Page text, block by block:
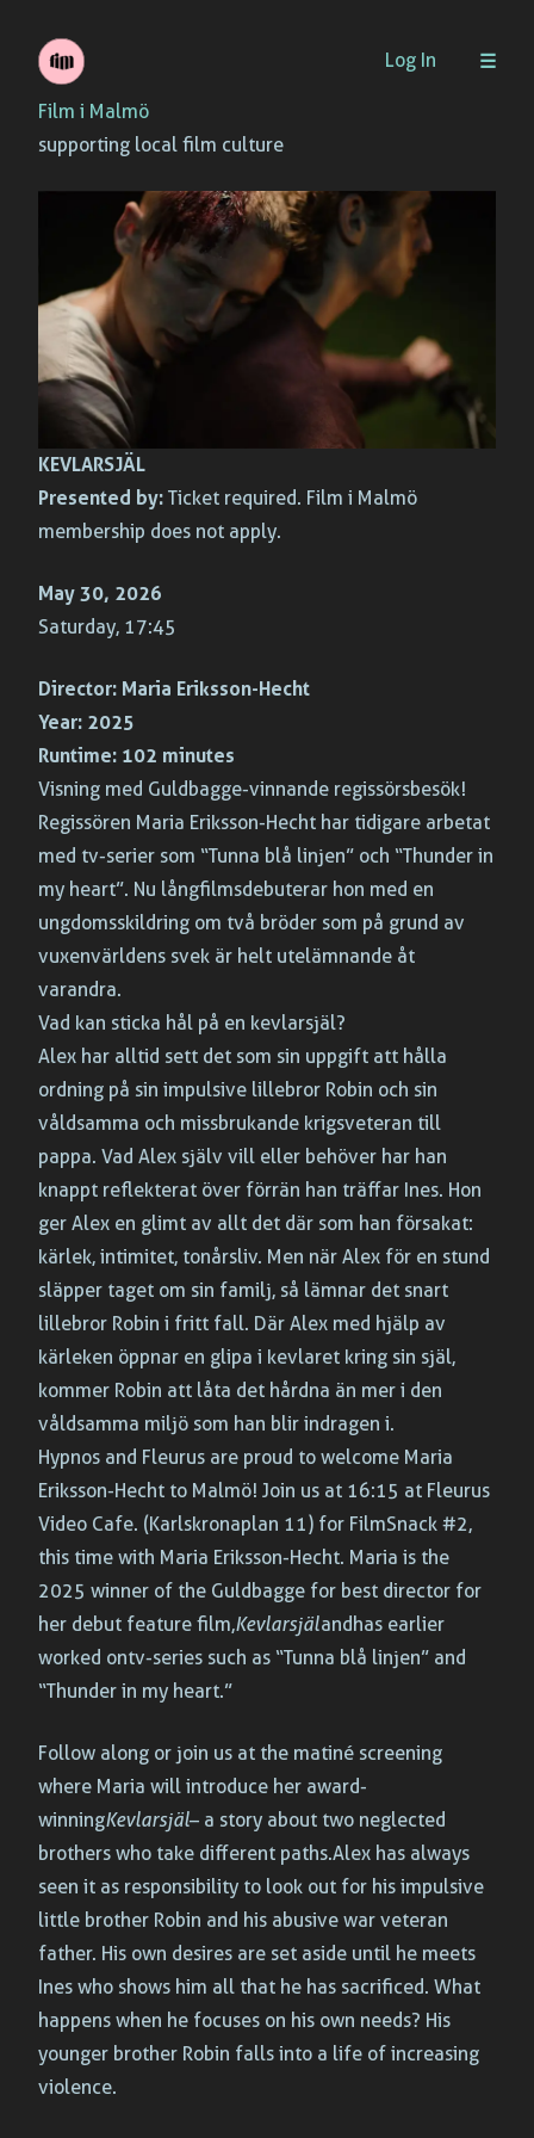
Skip
to
content
Film i Malmö
supporting local film culture
Log In
KEVLARSJÄL
Presented by: Ticket required. Film i Malmö
membership does not apply.
May 30, 2026
Saturday, 17:45
Director: Maria Eriksson-Hecht
Year: 2025
Runtime: 102 minutes
Visning med Guldbagge-vinnande regissörsbesök!
Regissören Maria Eriksson-Hecht har tidigare arbetat
med tv-serier som “Tunna blå linjen” och “Thunder in
my heart”. Nu långfilmsdebuterar hon med en
ungdomsskildring om två bröder som på grund av
vuxenvärldens svek är helt utelämnande åt
varandra.
Vad kan sticka hål på en kevlarsjäl?
Alex har alltid sett det som sin uppgift att hålla
ordning på sin impulsive lillebror Robin och sin
våldsamma och missbrukande krigsveteran till
pappa. Vad Alex själv vill eller behöver har han
knappt reflekterat över förrän han träffar Ines. Hon
ger Alex en glimt av allt det där som han försakat:
kärlek, intimitet, tonårsliv. Men när Alex för en stund
släpper taget om sin familj, så lämnar det snart
lillebror Robin i fritt fall. Där Alex med hjälp av
kärleken öppnar en glipa i kevlaret kring sin själ,
kommer Robin att låta det hårdna än mer i den
våldsamma miljö som han blir indragen i.
Hypnos and Fleurus are proud to welcome Maria
Eriksson-Hecht to Malmö! Join us at 16:15 at Fleurus
Video Cafe. (Karlskronaplan 11) for FilmSnack #2,
this time with Maria Eriksson-Hecht. Maria is the
2025 winner of the Guldbagge for best director for
her debut feature film,Kevlarsjäland has earlier
worked on tv-series such as “Tunna blå linjen” and
“Thunder in my heart.”
Follow along or join us at the matiné screening
where Maria will introduce her award-
winningKevlarsjäl– a story about two neglected
brothers who take different paths. Alex has always
seen it as responsibility to look out for his impulsive
little brother Robin and his abusive war veteran
father. His own desires are set aside until he meets
Ines who shows him all that he has sacrificed. What
happens when he focuses on his own needs? His
younger brother Robin falls into a life of increasing
violence.